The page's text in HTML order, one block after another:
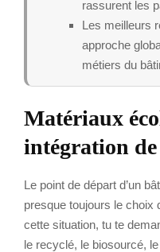
rassurent les
Les meilleurs
approche
métiers du
Matériaux
intégration
Le point de départ d’un
presque toujours le choix
cette situation, tu te
le recyclé, le biosourcé,